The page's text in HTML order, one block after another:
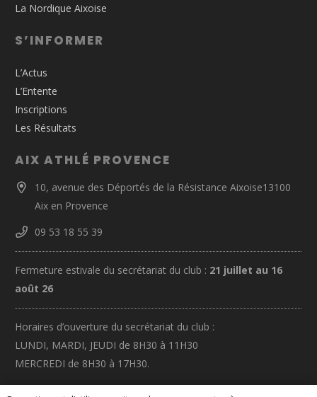
La Nordique Aixoise
S’INFORMER
L’Actus
L’Entente
Inscriptions
Les Résultats
AIX ATHLÉ PROVENCE
10, avenue des Déportés de la Résistance Aixoise13100
Aix en Provence
09 53 18 55 39
Fermeture estivale du secrétariat du club : 21 juillet au 16
août 26
Horaires d’ouverture du secrétariat du club :
LUNDI, MARDI, JEUDI de 8H30 à 11H30
MERCREDI de 8H30 à 17H30.